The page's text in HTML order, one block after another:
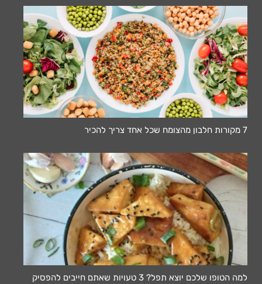
7 מקורות חלבון מהצומח שכל אחד צריך להכיר
למה הטופו שלכם יוצא תפל? 3 טעויות שאתם חייבים להפסיק